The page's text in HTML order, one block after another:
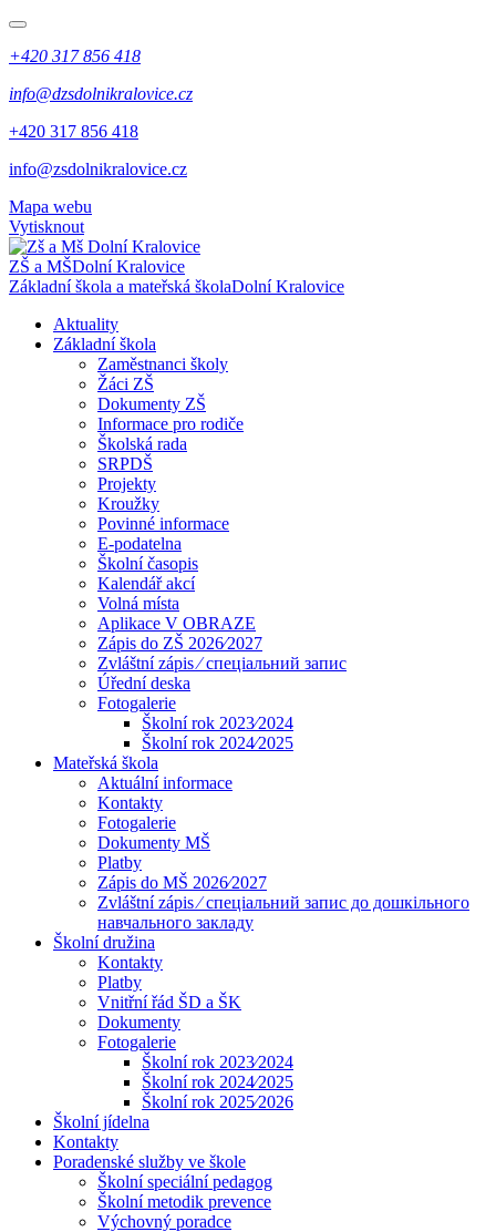
+420 317 856 418
info@dzsdolnikralovice.cz
+420 317 856 418
info@zsdolnikralovice.cz
Mapa webu
Vytisknout
ZŠ a MŠDolní Kralovice
Základní škola a mateřská školaDolní Kralovice
Aktuality
Základní škola
Zaměstnanci školy
Žáci ZŠ
Dokumenty ZŠ
Informace pro rodiče
Školská rada
SRPDŠ
Projekty
Kroužky
Povinné informace
E-podatelna
Školní časopis
Kalendář akcí
Volná místa
Aplikace V OBRAZE
Zápis do ZŠ 2026⁄2027
Zvláštní zápis ⁄ спеціальний запис
Úřední deska
Fotogalerie
Školní rok 2023⁄2024
Školní rok 2024⁄2025
Mateřská škola
Aktuální informace
Kontakty
Fotogalerie
Dokumenty MŠ
Platby
Zápis do MŠ 2026⁄2027
Zvláštní zápis ⁄ спеціальний запис до дошкільного
навчального закладу
Školní družina
Kontakty
Platby
Vnitřní řád ŠD a ŠK
Dokumenty
Fotogalerie
Školní rok 2023⁄2024
Školní rok 2024⁄2025
Školní rok 2025⁄2026
Školní jídelna
Kontakty
Poradenské služby ve škole
Školní speciální pedagog
Školní metodik prevence
Výchovný poradce